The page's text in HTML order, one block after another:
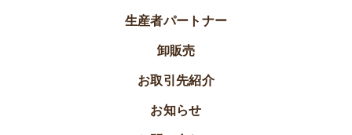
生産者パートナー
卸販売
お取引先紹介
お知らせ